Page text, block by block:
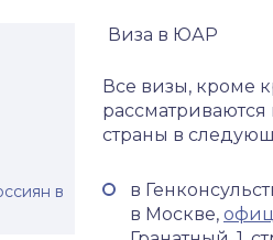
в
Виза в ЮАР
Все визы, кроме
страны в
в
в Москве,